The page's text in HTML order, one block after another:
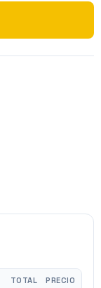
TOTAL PRECIO